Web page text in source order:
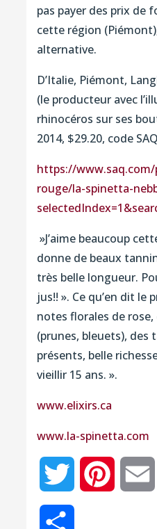
pas payer des prix de
cette région
alternative.
D’Italie, Piémont,
(le producteur avec
rhinocéros sur ses
2014, $29.20, code
https://
rouge/la-spinetta-
»J’aime beaucoup
donne de beaux
très belle longueur.
jus!! ». Ce qu’en dit le
notes florales de
(prunes, bleuets), des
présents, belle
vieillir 15 ans. ».
www.elixirs.ca
www.la-spinetta.com
Twitter Pinterest